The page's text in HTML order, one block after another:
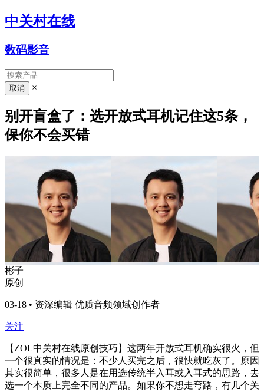
中关村在线
数码影音
×
别开盲盒了：选开放式耳机记住这5条，
保你不会买错
彬子
原创
03-18 • 资深编辑 优质音频领域创作者
关注
【ZOL中关村在线原创技巧】这两年开放式耳机确实很火，但
一个很真实的情况是：不少人买完之后，很快就吃灰了。原因
其实很简单，很多人是在用选传统半入耳或入耳式的思路，去
选一个本质上完全不同的产品。如果你不想走弯路，有几个关